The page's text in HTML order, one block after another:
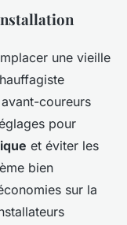
une vieille
coureurs
pour
et éviter les
bien
sur la